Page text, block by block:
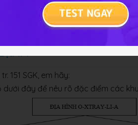
nhận xét về khí hậu của lục địa Ô-
lí 7
151 SGK, em hãy:
dưới đây để nêu rõ đặc điểm các